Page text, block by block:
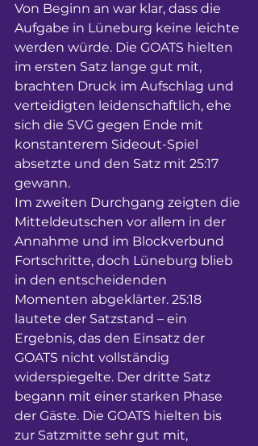
Von Beginn an war klar, dass die
Aufgabe in Lüneburg keine leichte
werden würde. Die GOATS hielten
im ersten Satz lange gut mit,
brachten Druck im Aufschlag und
verteidigten leidenschaftlich, ehe
sich die SVG gegen Ende mit
konstanterem Sideout-Spiel
absetzte und den Satz mit 25:17
gewann.
Im zweiten Durchgang zeigten die
Mitteldeutschen vor allem in der
Annahme und im Blockverbund
Fortschritte, doch Lüneburg blieb
in den entscheidenden
Momenten abgeklärter. 25:18
lautete der Satzstand – ein
Ergebnis, das den Einsatz der
GOATS nicht vollständig
widerspiegelte. Der dritte Satz
begann mit einer starken Phase
der Gäste. Die GOATS hielten bis
zur Satzmitte sehr gut mit,